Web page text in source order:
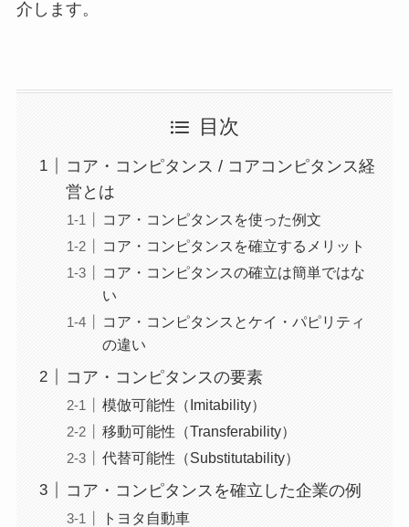
介します。
目次
コア・コンピタンス / コアコンピタンス経
営とは
コア・コンピタンスを使った例文
コア・コンピタンスを確立するメリット
コア・コンピタンスの確立は簡単ではな
い
コア・コンピタンスとケイ・パピリティ
の違い
コア・コンピタンスの要素
模倣可能性（Imitability）
移動可能性（Transferability）
代替可能性（Substitutability）
コア・コンピタンスを確立した企業の例
トヨタ自動車